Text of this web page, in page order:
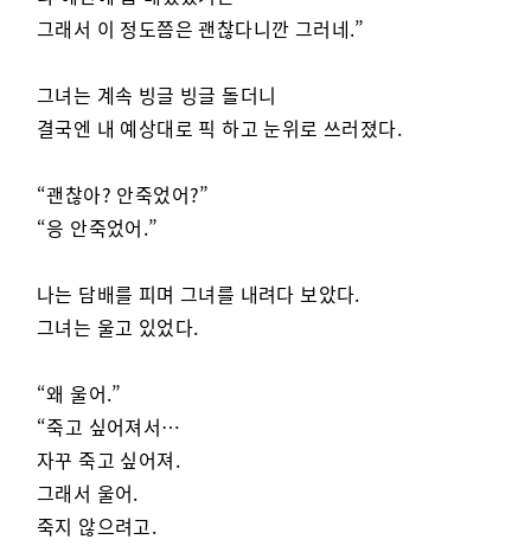
그래서 이 정도쯤은 괜찮다니깐 그러네.”
그녀는 계속 빙글 빙글 돌더니
결국엔 내 예상대로 픽 하고 눈위로 쓰러졌다.
“괜찮아? 안죽었어?”
“응 안죽었어.”
나는 담배를 피며 그녀를 내려다 보았다.
그녀는 울고 있었다.
“왜 울어.”
“죽고 싶어져서…
자꾸 죽고 싶어져.
그래서 울어.
죽지 않으려고.